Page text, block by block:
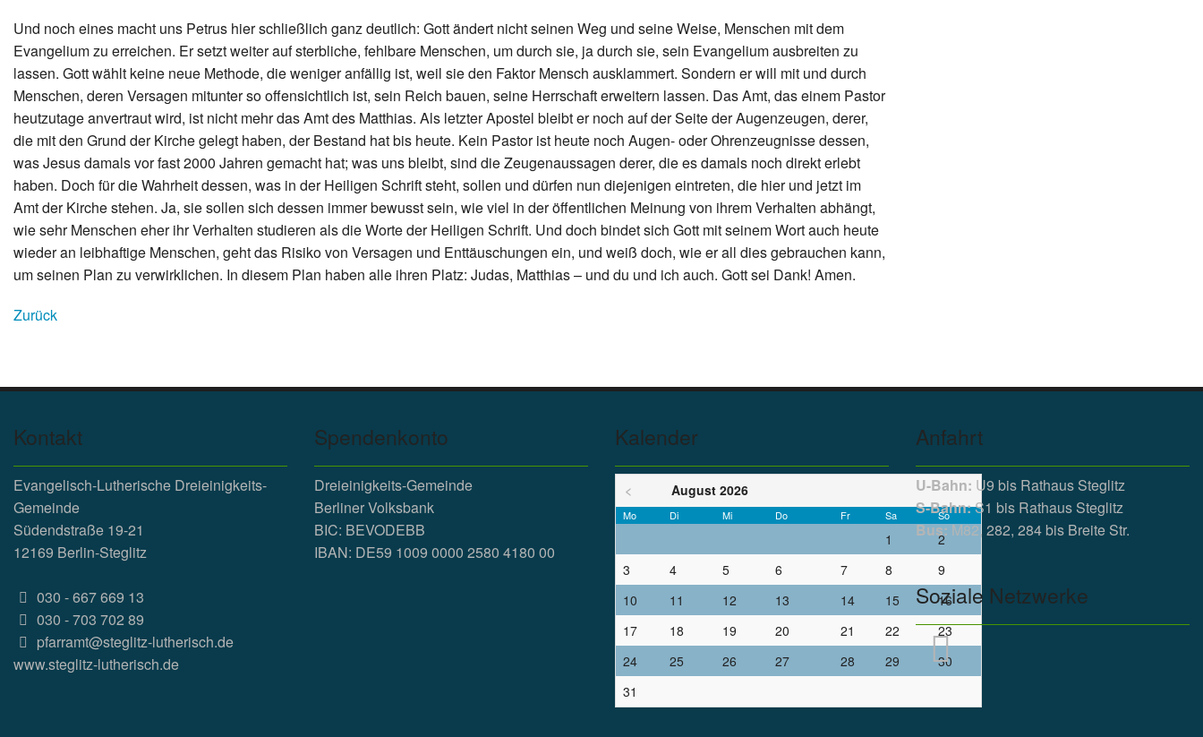
Und noch eines macht uns Petrus hier schließlich ganz deutlich: Gott ändert nicht seinen Weg und seine Weise, Menschen mit dem
Evangelium zu erreichen. Er setzt weiter auf sterbliche, fehlbare Menschen, um durch sie, ja durch sie, sein Evangelium ausbreiten zu
lassen. Gott wählt keine neue Methode, die weniger anfällig ist, weil sie den Faktor Mensch ausklammert. Sondern er will mit und durch
Menschen, deren Versagen mitunter so offensichtlich ist, sein Reich bauen, seine Herrschaft erweitern lassen. Das Amt, das einem Pastor
heutzutage anvertraut wird, ist nicht mehr das Amt des Matthias. Als letzter Apostel bleibt er noch auf der Seite der Augenzeugen, derer,
die mit den Grund der Kirche gelegt haben, der Bestand hat bis heute. Kein Pastor ist heute noch Augen- oder Ohrenzeugnisse dessen,
was Jesus damals vor fast 2000 Jahren gemacht hat; was uns bleibt, sind die Zeugenaussagen derer, die es damals noch direkt erlebt
haben. Doch für die Wahrheit dessen, was in der Heiligen Schrift steht, sollen und dürfen nun diejenigen eintreten, die hier und jetzt im
Amt der Kirche stehen. Ja, sie sollen sich dessen immer bewusst sein, wie viel in der öffentlichen Meinung von ihrem Verhalten abhängt,
wie sehr Menschen eher ihr Verhalten studieren als die Worte der Heiligen Schrift. Und doch bindet sich Gott mit seinem Wort auch heute
wieder an leibhaftige Menschen, geht das Risiko von Versagen und Enttäuschungen ein, und weiß doch, wie er all dies gebrauchen kann,
um seinen Plan zu verwirklichen. In diesem Plan haben alle ihren Platz: Judas, Matthias – und du und ich auch. Gott sei Dank! Amen.
Zurück
Kontakt
Evangelisch-Lutherische Dreieinigkeits-
Gemeinde
Südendstraße 19-21
12169 Berlin-Steglitz
030 - 667 669 13
030 - 703 702 89
pfarramt@steglitz-lutherisch.de
www.steglitz-lutherisch.de
Spendenkonto
Dreieinigkeits-Gemeinde
Berliner Volksbank
BIC: BEVODEBB
IBAN: DE59 1009 0000 2580 4180 00
Kalender
< August 2026
Mo Di Mi Do Fr Sa So
1
2
3
4 5 6 7 8
9
10
11 12 13 14 15
16
17
18 19 20 21 22
23
24
25 26 27 28 29
30
31
Anfahrt
U-Bahn: U9 bis Rathaus Steglitz
S-Bahn:S1 bis Rathaus Steglitz
Bus:M82, 282, 284 bis Breite Str.
Soziale Netzwerke